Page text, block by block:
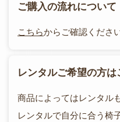
ご購入の流れについて
こちらからご確認くださ
レンタルご希望の方は
商品によってはレンタル
レンタルで自分に合う椅